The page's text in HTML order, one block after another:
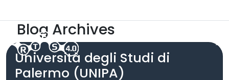
Blog Archives
Università degli Studi di
Palermo (UNIPA)